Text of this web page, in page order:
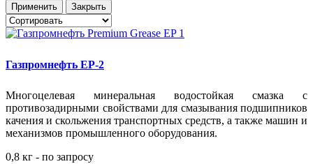
Применить Закрыть
Газпромнефть EP-2
Многоцелевая минеральная водостойкая смазка с
противозадирными свойствами для смазывания подшипников
качения и скольжения транспортных средств, а также машин и
механизмов промышленного оборудования.
0,8 кг - по запросу